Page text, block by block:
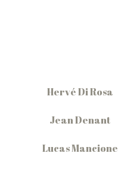
Hervé Di Rosa
Jean Denant
Lucas Mancione